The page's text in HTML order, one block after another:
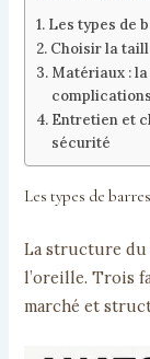
Les types de
Choisir la
Matériaux :
complications
Entretien et
sécurité
Les types de
La structure du
l’oreille. Trois
marché et